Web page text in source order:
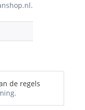
de regels